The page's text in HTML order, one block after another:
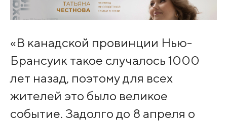
«В канадской провинции Нью-
Брансуик такое случалось 1000
лет назад, поэтому для всех
жителей это было великое
событие. Задолго до 8 апреля о